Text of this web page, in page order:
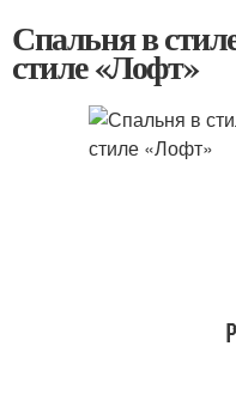
Спальня в
стиле «Лофт»